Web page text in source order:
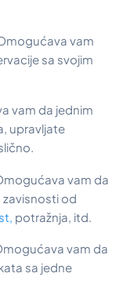
vam
sa svojim
vam da jednim
upravljate
vam da
od
potražnja, itd.
vam da
sa jedne